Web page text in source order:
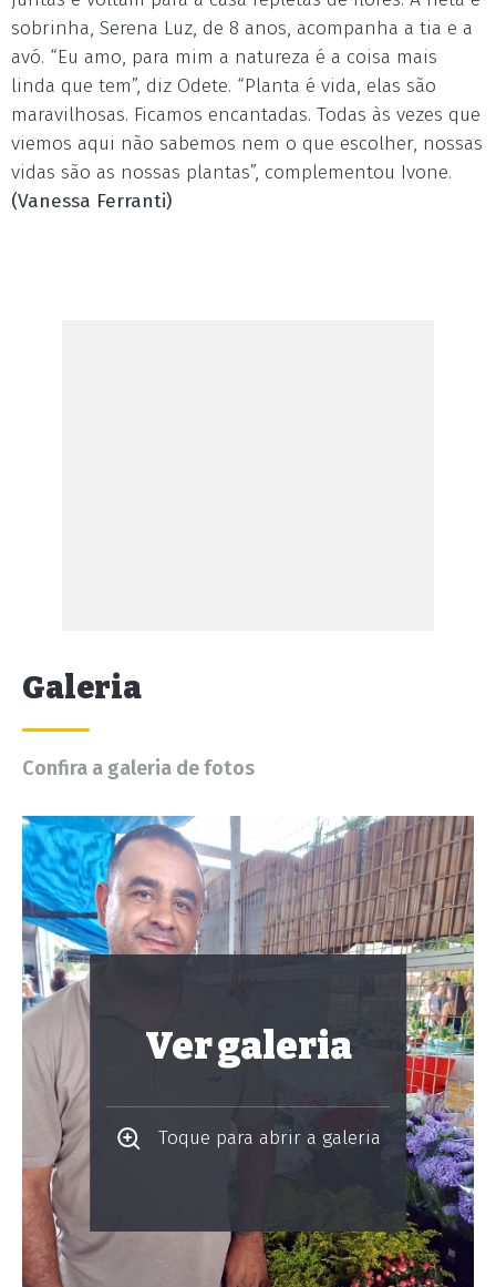
sobrinha, Serena Luz, de 8 anos, acompanha a tia e a
avó. “Eu amo, para mim a natureza é a coisa mais
linda que tem”, diz Odete. “Planta é vida, elas são
maravilhosas. Ficamos encantadas. Todas às vezes que
viemos aqui não sabemos nem o que escolher, nossas
vidas são as nossas plantas”, complementou Ivone.
(Vanessa Ferranti)
Galeria
Confira a galeria de fotos
Ver galeria
Toque para abrir a galeria